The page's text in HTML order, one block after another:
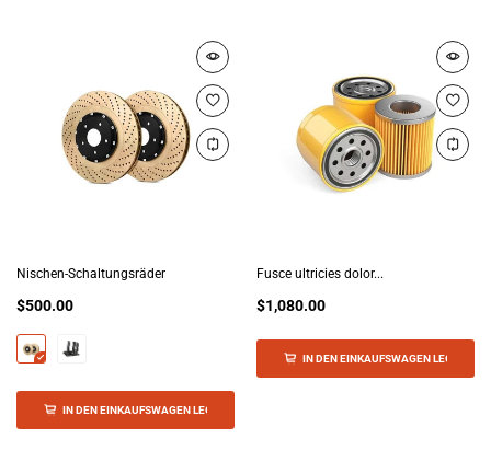
Nischen-Schaltungsräder
$500.00
IN DEN EINKAUFSWAGEN LEGEN
Fusce ultricies dolor...
$1,080.00
IN DEN EINKAUFSWAGEN LEGEN